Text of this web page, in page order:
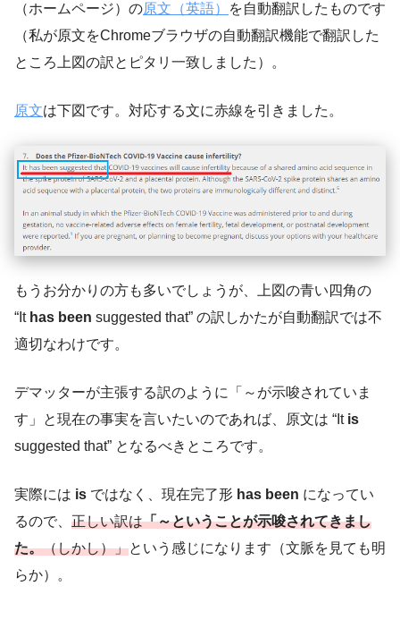
（ホームページ）の原文（英語）
を自動翻訳したものです
（私が原文をChromeブラウザの自動翻訳機能で翻訳した
ところ上図の訳とピタリ一致しました）。
原文は下図です。対応する文に赤線を引きました。
もうお分かりの方も多いでしょうが、上図の青い四角の
“It has been suggested that” の訳しかたが自動翻訳では不
適切なわけです。
デマッターが主張する訳のように「～が示唆されていま
す」と現在の事実を言いたいのであれば、原文は “It is
suggested that” となるべきところです。
実際には is ではなく、現在完了形 has been になってい
るので、 正しい訳は「～ということが示唆されてきまし
た。（しかし）」という感じになります（文脈を見ても明
らか）。